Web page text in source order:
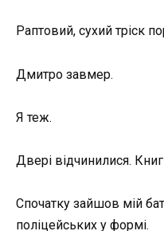
Раптовий, сухий тріск
Дмитро завмер.
Я теж.
Двері відчинилися.
Спочатку зайшов мій
поліцейських у формі.